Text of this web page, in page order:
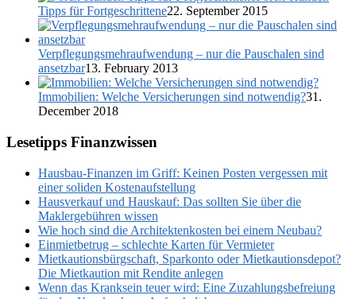
Tipps für Fortgeschrittene22. September 2015
Verpflegungsmehraufwendung – nur die Pauschalen sind
ansetzbar13. February 2013
Immobilien: Welche Versicherungen sind notwendig?31.
December 2018
Lesetipps Finanzwissen
Hausbau-Finanzen im Griff: Keinen Posten vergessen mit
einer soliden Kostenaufstellung
Hausverkauf und Hauskauf: Das sollten Sie über die
Maklergebühren wissen
Wie hoch sind die Architektenkosten bei einem Neubau?
Einmietbetrug – schlechte Karten für Vermieter
Mietkautionsbürgschaft, Sparkonto oder Mietkautionsdepot?
Die Mietkaution mit Rendite anlegen
Wenn das Kranksein teuer wird: Eine Zuzahlungsbefreiung